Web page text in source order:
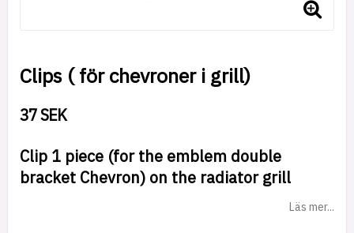
Clips ( för chevroner i grill)
37 SEK
Clip 1 piece (for the emblem double
bracket Chevron) on the radiator grill
Läs mer...